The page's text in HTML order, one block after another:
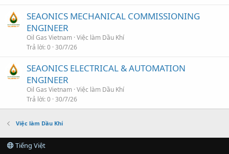
SEAONICS MECHANICAL COMMISSIONING
ENGINEER
Oil Gas Vietnam Việc làm Dầu Khí
Trả lời 0 30/7/26
SEAONICS ELECTRICAL & AUTOMATION
ENGINEER
Oil Gas Vietnam Việc làm Dầu Khí
Trả lời 0 30/7/26
Việc làm Dầu Khí
Tiếng Việt